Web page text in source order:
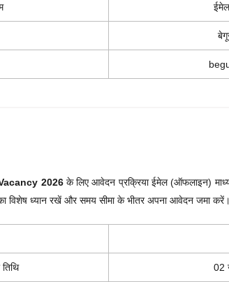
2026के लिए आवेदन प्रक्रिया ईमेल (ऑफलाइन)
विशेष ध्यान रखें और समय सीमा के भीतर अपना आवेदन जमा करें।
तिथि 02